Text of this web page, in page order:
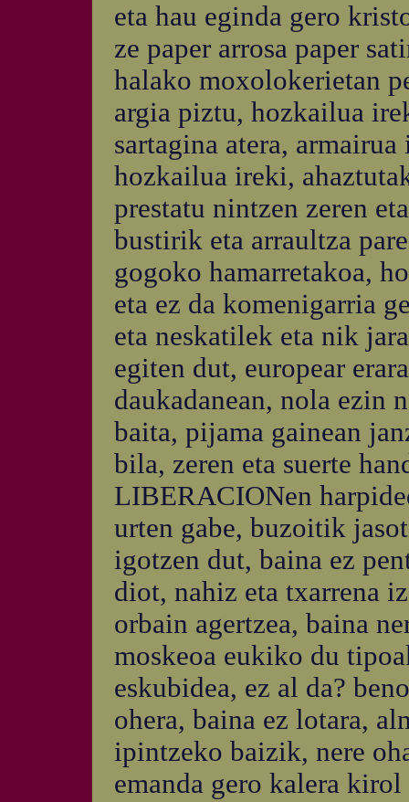
eta hau eginda gero
ze paper arrosa paper
halako moxolokerietan
argia piztu, hozkailua
sartagina atera,
hozkailua ireki,
prestatu nintzen zeren
bustirik eta arraultza
gogoko hamarretakoa,
eta ez da komenigarria
eta neskatilek eta nik
egiten dut, europear
daukadanean, nola ezin
baita, pijama gainean
bila, zeren eta suerte
LIBERACIONen
urten gabe, buzoitik
igotzen dut, baina ez
diot, nahiz eta txarrena
orbain agertzea, baina
moskeoa eukiko du
eskubidea, ez al da?
ohera, baina ez lotara,
ipintzeko baizik, nere
emanda gero kalera